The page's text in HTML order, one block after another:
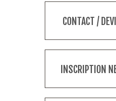
CONTACT /
INSCRIPTION